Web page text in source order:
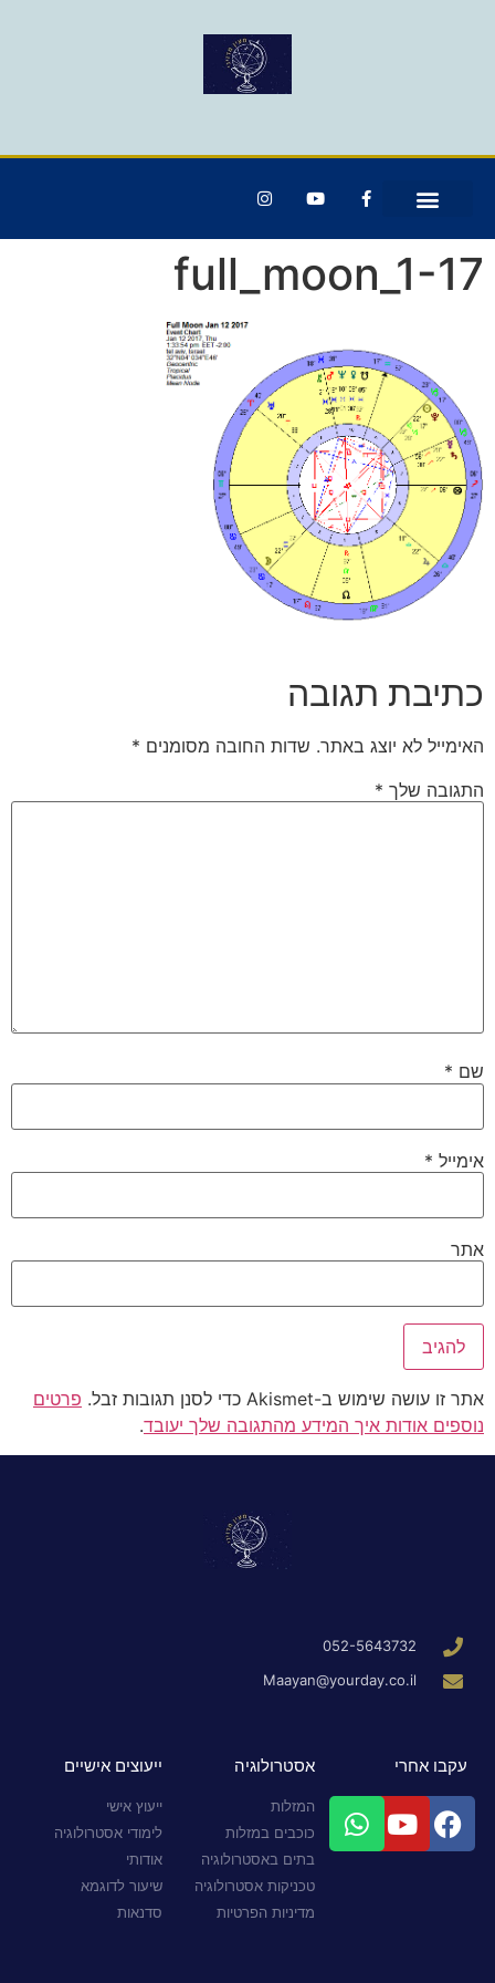
full_moon_1-17
כתיבת תגובה
האימייל לא יוצג באתר. שדות החובה מסומנים *
התגובה שלך *
שם *
אימייל *
אתר
אתר זו עושה שימוש ב-Akismet כדי לסנן תגובות זבל.
פרטים
נוספים אודות איך המידע מהתגובה שלך יעובד.
052-5643732
Maayan@yourday.co.il
עקבו אחרי אסטרולוגיה
המזלות
כוכבים במזלות
בתים באסטרולוגיה
טכניקות אסטרולוגיה
מדיניות הפרטיות
ייעוצים אישיים
ייעוץ אישי
לימודי אסטרולוגיה
אודותי
שיעור לדוגמא
סדנאות